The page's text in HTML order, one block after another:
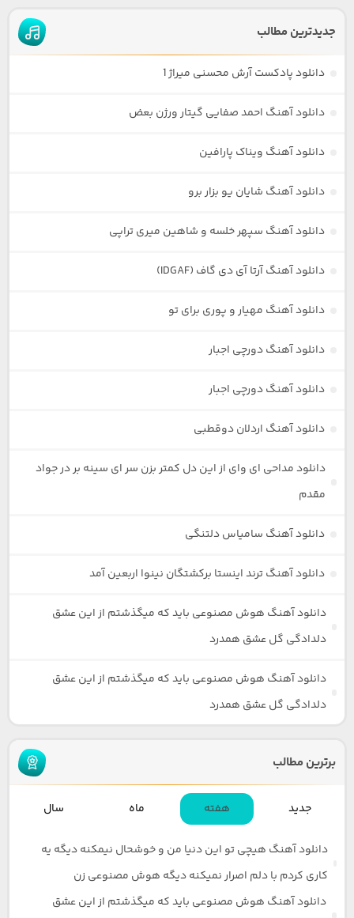
جدیدترین مطالب
دانلود پادکست آرش محسنی میراژ 1
دانلود آهنگ احمد صفایی گیتار ورژن بعض
دانلود آهنگ ویناک پارافین
دانلود آهنگ شایان یو بزار برو
دانلود آهنگ سپهر خلسه و شاهین میری تراپی
دانلود آهنگ آرتا آی دی گاف (IDGAF)
دانلود آهنگ مهیار و پوری برای تو
دانلود آهنگ دورچی اجبار
دانلود آهنگ دورچی اجبار
دانلود آهنگ اردلان دوقطبی
دانلود مداحی ای وای از این دل کمتر بزن سر ای سینه بر در جواد
مقدم
دانلود آهنگ سامیاس دلتنگی
دانلود آهنگ ترند اینستا برکشتگان نینوا اربعین آمد
دانلود آهنگ هوش مصنوعی باید که میگذشتم از این عشق
دلدادگی گل عشق همدرد
دانلود آهنگ هوش مصنوعی باید که میگذشتم از این عشق
دلدادگی گل عشق همدرد
برترین مطالب
جدید هفته ماه سال
دانلود آهنگ هیچی تو این دنیا من و خوشحال نیمکنه دیگه یه
کاری کردم با دلم اصرار نمیکنه دیگه هوش مصنوعی زن
دانلود آهنگ هوش مصنوعی باید که میگذشتم از این عشق